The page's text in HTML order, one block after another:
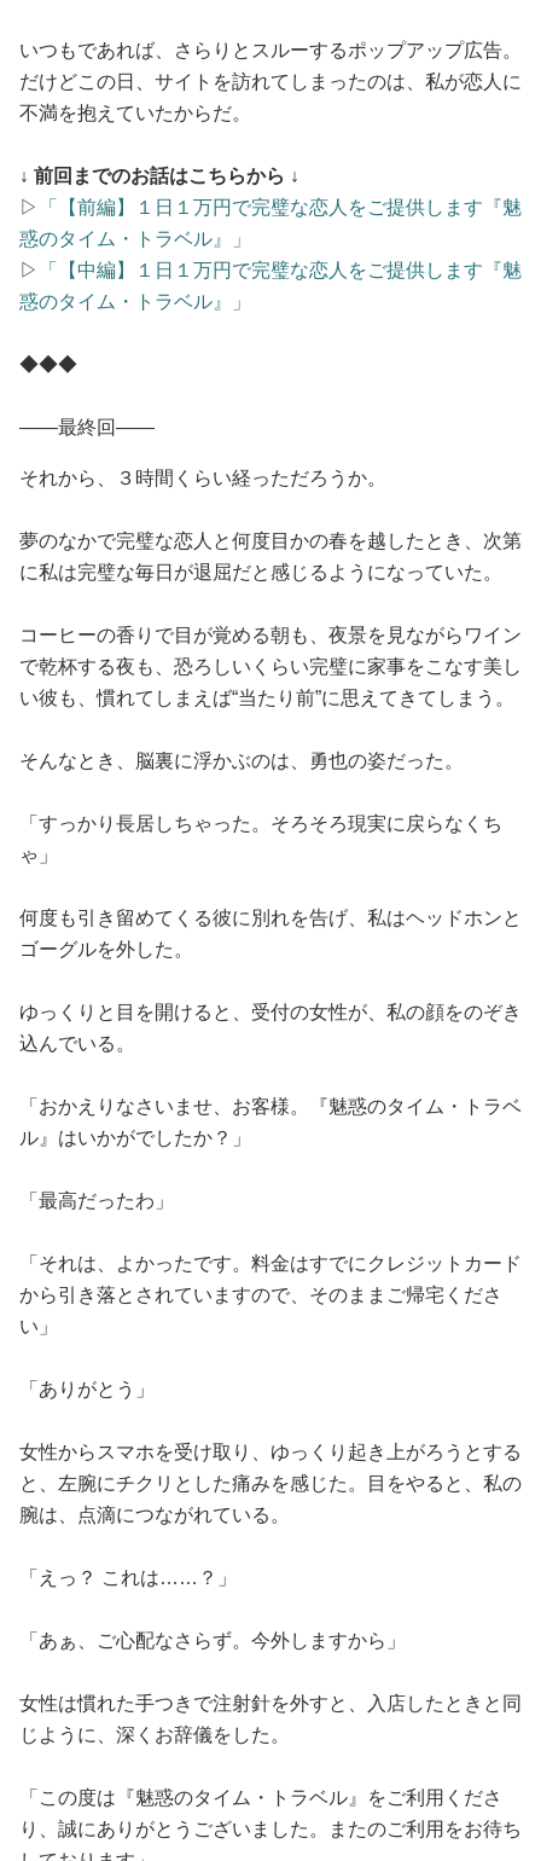
いつもであれば、さらりとスルーするポップアップ広告。
だけどこの日、サイトを訪れてしまったのは、私が恋人に
不満を抱えていたからだ。
↓ 前回までのお話はこちらから ↓
▷
「【前編】１日１万円で完璧な恋人をご提供します『魅
惑のタイム・トラベル』」
▷
「【中編】１日１万円で完璧な恋人をご提供します『魅
惑のタイム・トラベル』」
◆◆◆
――最終回――
それから、３時間くらい経っただろうか。
夢のなかで完璧な恋人と何度目かの春を越したとき、次第
に私は完璧な毎日が退屈だと感じるようになっていた。
コーヒーの香りで目が覚める朝も、夜景を見ながらワイン
で乾杯する夜も、恐ろしいくらい完璧に家事をこなす美し
い彼も、慣れてしまえば“当たり前”に思えてきてしまう。
そんなとき、脳裏に浮かぶのは、勇也の姿だった。
「すっかり長居しちゃった。そろそろ現実に戻らなくち
ゃ」
何度も引き留めてくる彼に別れを告げ、私はヘッドホンと
ゴーグルを外した。
ゆっくりと目を開けると、受付の女性が、私の顔をのぞき
込んでいる。
「おかえりなさいませ、お客様。『魅惑のタイム・トラベ
ル』はいかがでしたか？」
「最高だったわ」
「それは、よかったです。料金はすでにクレジットカード
から引き落とされていますので、そのままご帰宅くださ
い」
「ありがとう」
女性からスマホを受け取り、ゆっくり起き上がろうとする
と、左腕にチクリとした痛みを感じた。目をやると、私の
腕は、点滴につながれている。
「えっ？ これは……？」
「あぁ、ご心配なさらず。今外しますから」
女性は慣れた手つきで注射針を外すと、入店したときと同
じように、深くお辞儀をした。
「この度は『魅惑のタイム・トラベル』をご利用くださ
り、誠にありがとうございました。またのご利用をお待ち